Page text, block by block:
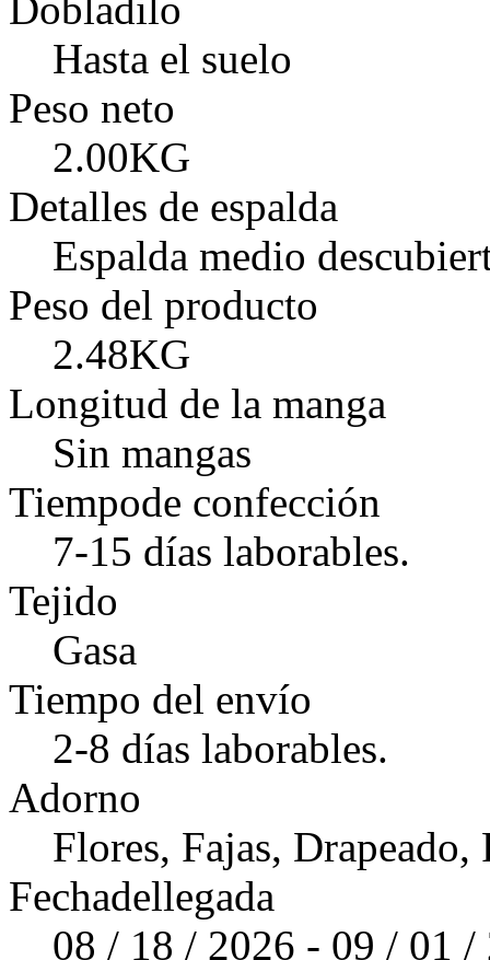
Hasta el suelo
Peso neto
2.00KG
Detalles de espalda
Espalda medio
Peso del producto
2.48KG
Longitud de la manga
Sin mangas
Tiempode confección
7-15 días laborables.
Tejido
Gasa
Tiempo del envío
2-8 días laborables.
Adorno
Flores, Fajas, Drapeado,
Fechadellegada
08 / 18 / 2026 - 09 / 01 /